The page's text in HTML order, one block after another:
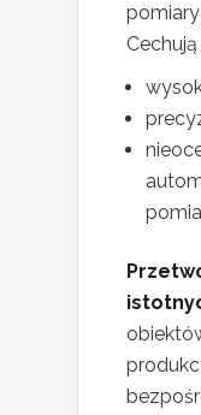
pomiary